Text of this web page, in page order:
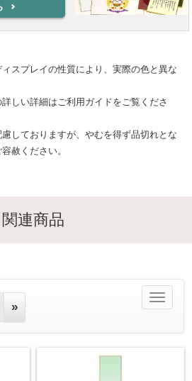
赦ください。
関連商品
Toggle
»